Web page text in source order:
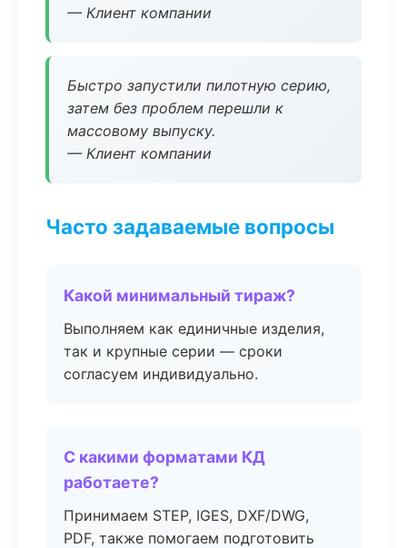
— Клиент компании
Быстро запустили пилотную серию,
затем без проблем перешли к
массовому выпуску.
— Клиент компании
Часто задаваемые вопросы
Какой минимальный тираж?
Выполняем как единичные изделия,
так и крупные серии — сроки
согласуем индивидуально.
С какими форматами КД
работаете?
Принимаем STEP, IGES, DXF/DWG,
PDF, также помогаем подготовить